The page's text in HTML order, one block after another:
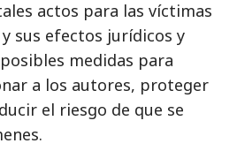
actos para las víctimas
sus efectos jurídicos y
medidas para
a los autores, proteger
el riesgo de que se